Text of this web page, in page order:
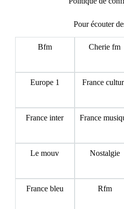
Pour écouter
Bfm Cherie fm
Europe 1 France
France inter France
Le mouv Nostalgie
France bleu Rfm